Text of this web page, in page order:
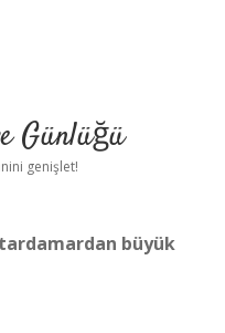
Günlüğü
genişlet!
büyük